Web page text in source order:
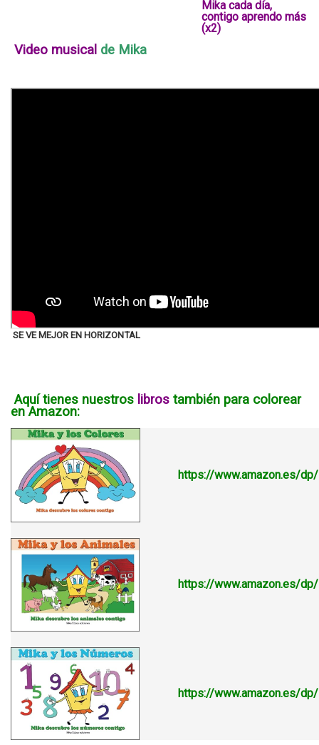
Mika cada día,
contigo aprendo más
(x2)
Video musical de Mika
SE VE MEJOR EN HORIZONTAL
Aquí tienes nuestros libros también para colorear
en Amazon:
https://www.amazon.es/dp/
https://www.amazon.es/
https://www.amazon.es/